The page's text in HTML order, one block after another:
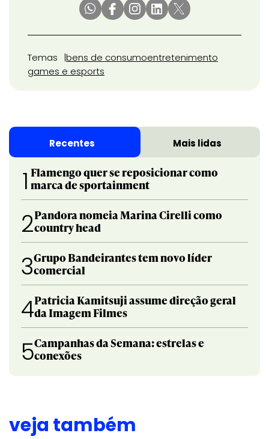
Temas bens de consumoentretenimento
games e esports
Recentes Mais lidas
1 Flamengo quer se reposicionar como
marca de sportainment
2Pandora nomeia Marina Cirelli como
country head
3Grupo Bandeirantes tem novo líder
comercial
4Patricia Kamitsuji assume direção geral
da Imagem Filmes
5Campanhas da Semana: estrelas e
conexões
veja também